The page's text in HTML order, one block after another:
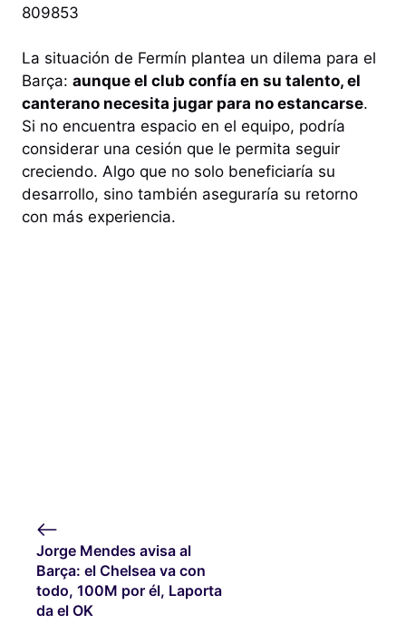
809853
La situación de Fermín plantea un dilema para el
Barça: aunque el club confía en su talento, el
canterano necesita jugar para no estancarse.
Si no encuentra espacio en el equipo, podría
considerar una cesión que le permita seguir
creciendo. Algo que no solo beneficiaría su
desarrollo, sino también aseguraría su retorno
con más experiencia.
Jorge Mendes avisa al
Barça: el Chelsea va con
todo, 100M por él, Laporta
da el OK